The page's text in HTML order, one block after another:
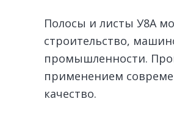
Полосы и листы У8А
строительство,
промышленности.
применением
качество.